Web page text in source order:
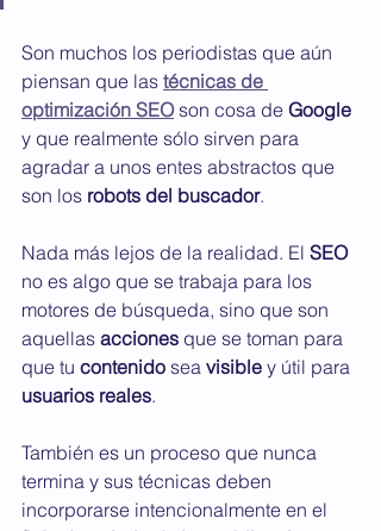
Son muchos los periodistas que aún
piensan que las técnicas de
optimización SEO son cosa de Google
y que realmente sólo sirven para
agradar a unos entes abstractos que
son los robots del buscador.
Nada más lejos de la realidad. El SEO
no es algo que se trabaja para los
motores de búsqueda, sino que son
aquellas acciones que se toman para
que tu contenido sea visible y útil para
usuarios reales.
También es un proceso que nunca
termina y sus técnicas deben
incorporarse intencionalmente en el